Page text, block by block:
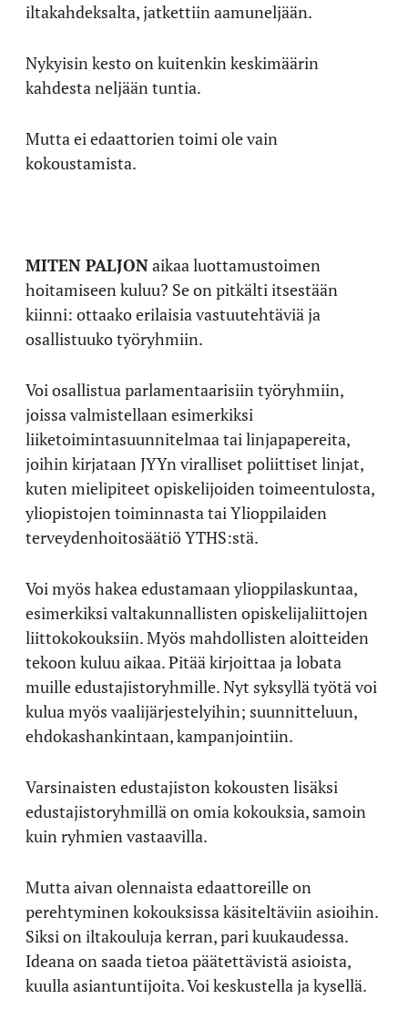
iltakahdeksalta, jatkettiin aamuneljään.
Nykyisin kesto on kuitenkin keskimäärin
kahdesta neljään tuntia.
Mutta ei edaattorien toimi ole vain
kokoustamista.
MITEN PALJONaikaa luottamustoimen
hoitamiseen kuluu? Se on pitkälti itsestään
kiinni: ottaako erilaisia vastuutehtäviä ja
osallistuuko työryhmiin.
Voi osallistua parlamentaarisiin työryhmiin,
joissa valmistellaan esimerkiksi
liiketoimintasuunnitelmaa tai linjapapereita,
joihin kirjataan JYYn viralliset poliittiset linjat,
kuten mielipiteet opiskelijoiden toimeentulosta,
yliopistojen toiminnasta tai Ylioppilaiden
terveydenhoitosäätiö YTHS:stä.
Voi myös hakea edustamaan ylioppilaskuntaa,
esimerkiksi valtakunnallisten opiskelijaliittojen
liittokokouksiin. Myös mahdollisten aloitteiden
tekoon kuluu aikaa. Pitää kirjoittaa ja lobata
muille edustajistoryhmille. Nyt syksyllä työtä voi
kulua myös vaalijärjestelyihin; suunnitteluun,
ehdokashankintaan, kampanjointiin.
Varsinaisten edustajiston kokousten lisäksi
edustajistoryhmillä on omia kokouksia, samoin
kuin ryhmien vastaavilla.
Mutta aivan olennaista edaattoreille on
perehtyminen kokouksissa käsiteltäviin asioihin.
Siksi on iltakouluja kerran, pari kuukaudessa.
Ideana on saada tietoa päätettävistä asioista,
kuulla asiantuntijoita. Voi keskustella ja kysellä.